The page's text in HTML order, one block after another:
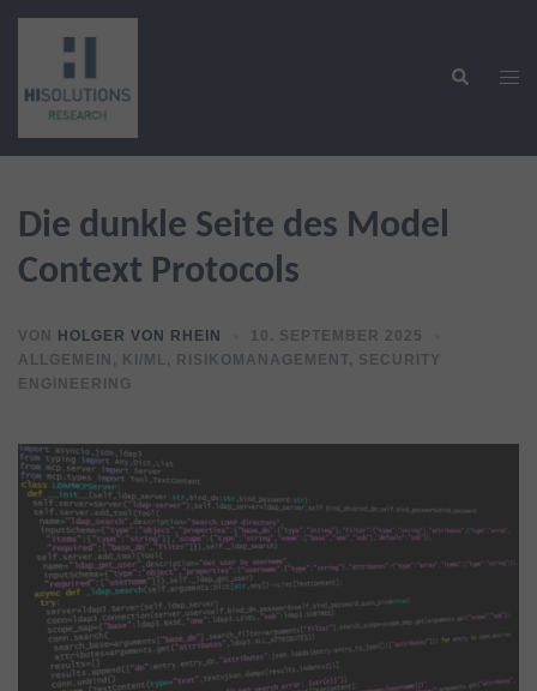
Zum
springen
Suche
Die dunkle Seite des Model
Context Protocols
VON HOLGER VON RHEIN
10. SEPTEMBER 2025
ALLGEMEIN , KI/ML, RISIKOMANAGEMENT, SECURITY
ENGINEERING